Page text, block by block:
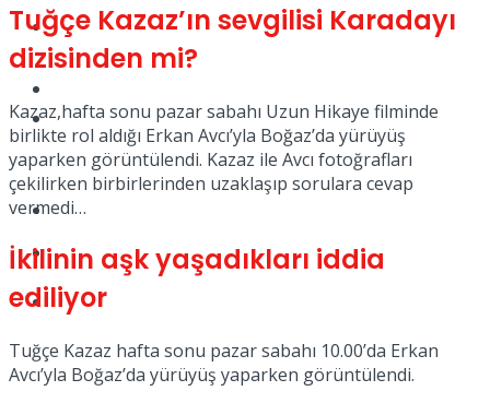
Kadınca
Sinema
Tatil
Spor
Podcast
Tuğçe Kazaz’ın sevgilisi Karadayı
dizisinden mi?
Kazaz,hafta sonu pazar sabahı Uzun Hikaye filminde
birlikte rol aldığı Erkan Avcı’yla Boğaz’da yürüyüş
yaparken görüntülendi. Kazaz ile Avcı fotoğrafları
çekilirken birbirlerinden uzaklaşıp sorulara cevap
vermedi…
İkilinin aşk yaşadıkları iddia
ediliyor
Tuğçe Kazaz hafta sonu pazar sabahı 10.00’da Erkan
Avcı’yla Boğaz’da yürüyüş yaparken görüntülendi.